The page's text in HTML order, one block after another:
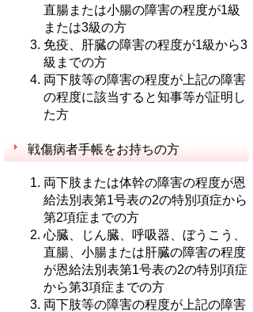
直腸または小腸の障害の程度が1級
または3級の方
免疫、肝臓の障害の程度が1級から3
級までの方
両下肢等の障害の程度が上記の障害
の程度に該当すると知事等が証明し
た方
戦傷病者手帳をお持ちの方
両下肢または体幹の障害の程度が恩
給法別表第1号表の2の特別項症から
第2項症までの方
心臓、じん臓、呼吸器、ぼうこう、
直腸、小腸または肝臓の障害の程度
が恩給法別表第1号表の2の特別項症
から第3項症までの方
両下肢等の障害の程度が上記の障害